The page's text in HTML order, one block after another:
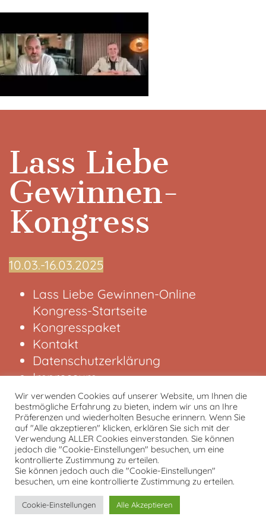
Lass Liebe
Gewinnen-
Kongress
10.03.-16.03.2025
Lass Liebe Gewinnen-Online
Kongress-Startseite
Kongresspaket
Kontakt
Datenschutzerklärung
Impressum
von und mit Tobias Kron
Wir verwenden Cookies auf unserer Website, um Ihnen die
bestmögliche Erfahrung zu bieten, indem wir uns an Ihre
Präferenzen und wiederholten Besuche erinnern. Wenn Sie
auf "Alle akzeptieren" klicken, erklären Sie sich mit der
Verwendung ALLER Cookies einverstanden. Sie können
jedoch die "Cookie-Einstellungen" besuchen, um eine
kontrollierte Zustimmung zu erteilen.
Sie können jedoch auch die "Cookie-Einstellungen"
besuchen, um eine kontrollierte Zustimmung zu erteilen.
Cookie-Einstellungen Alle Akzeptieren